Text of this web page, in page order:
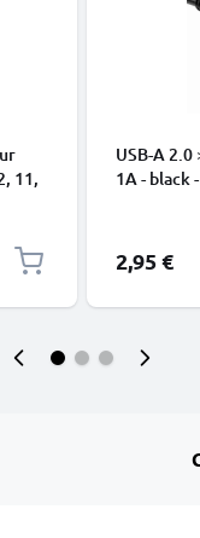
11,
USB-A 2.0
1A - black
2,95 €